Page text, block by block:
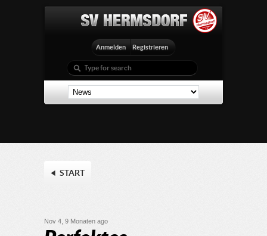
Anmelden Registrieren
START
Nov 4, 9 Monaten ago